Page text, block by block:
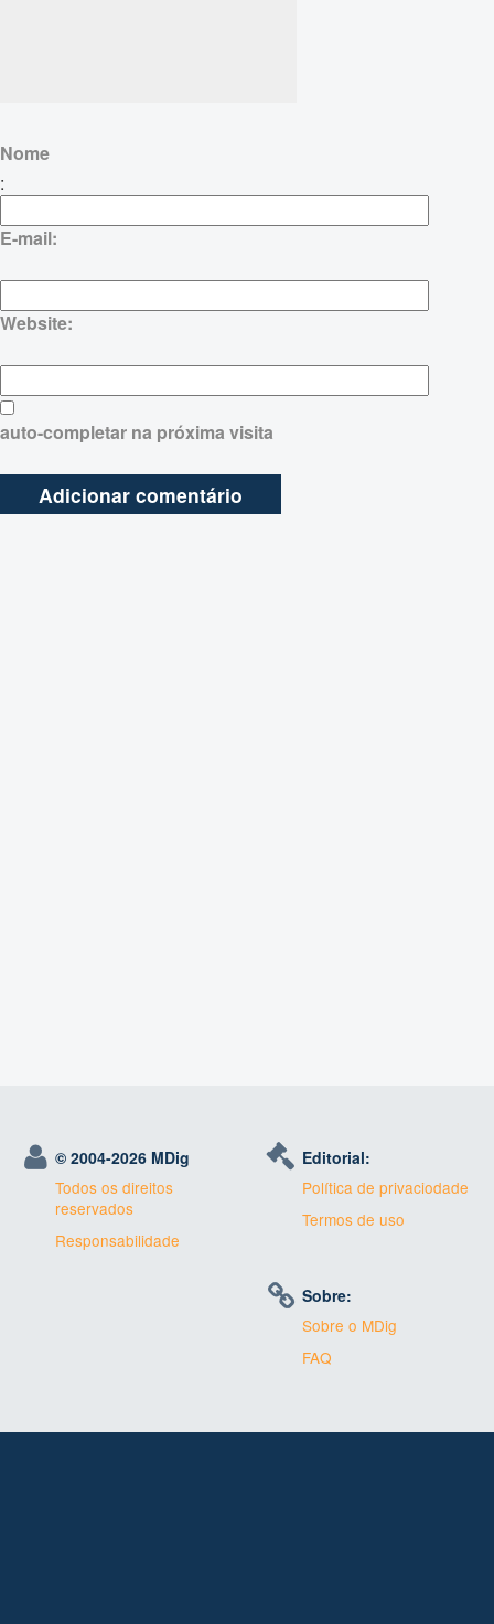
Nome
:
E-mail:
Website:
auto-completar na próxima visita
© 2004-2026 MDig
Todos os direitos
reservados
Responsabilidade
Editorial:
Política de privaciodade
Termos de uso
Sobre:
Sobre o MDig
FAQ